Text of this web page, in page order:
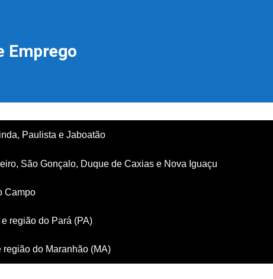
Emprego
Paulista e Jaboatão
São Gonçalo, Duque de Caxias e Nova Iguaçu
Campo
região do Pará (PA)
do Maranhão (MA)